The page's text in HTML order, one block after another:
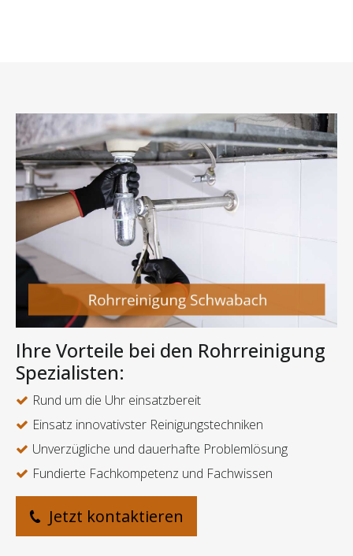
Ihre Vorteile bei den Rohrreinigung
Spezialisten:
Rund um die Uhr einsatzbereit
Einsatz innovativster Reinigungstechniken
Unverzügliche und dauerhafte Problemlösung
Fundierte Fachkompetenz und Fachwissen
Jetzt kontaktieren